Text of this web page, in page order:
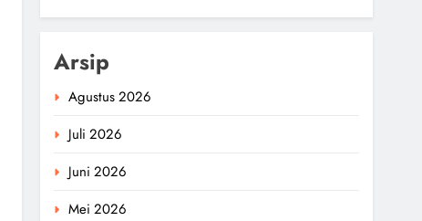
Arsip
Agustus 2026
Juli 2026
Juni 2026
Mei 2026